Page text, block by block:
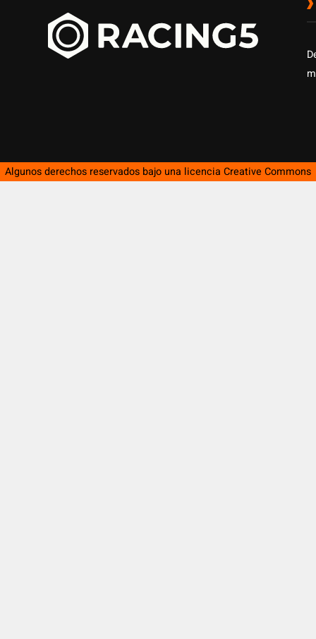
Algunos derechos reservados bajo una licencia Creative Commons